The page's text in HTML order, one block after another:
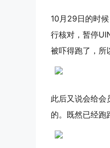
10月29日的时
行核对，暂停
被吓得跑了，所
此后又说会给会
的。既然已经跑